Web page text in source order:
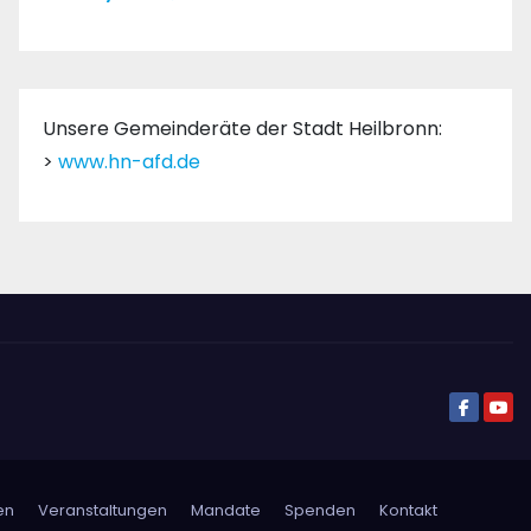
Unsere Gemeinderäte der Stadt Heilbronn:
> www.hn-afd.de
Veranstaltungen Mandate Spenden Kontakt